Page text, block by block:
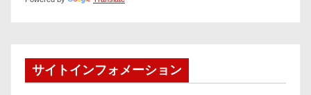
サイトインフォメーション